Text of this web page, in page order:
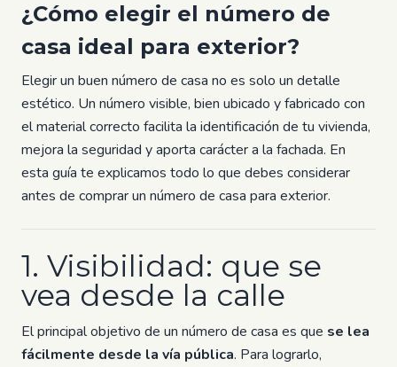
¿Cómo elegir el número de
casa ideal para exterior?
Elegir un buen número de casa no es solo un detalle
estético. Un número visible, bien ubicado y fabricado con
el material correcto facilita la identificación de tu vivienda,
mejora la seguridad y aporta carácter a la fachada. En
esta guía te explicamos todo lo que debes considerar
antes de comprar un número de casa para exterior.
1. Visibilidad: que se
vea desde la calle
El principal objetivo de un número de casa es que se lea
fácilmente desde la vía pública. Para lograrlo,